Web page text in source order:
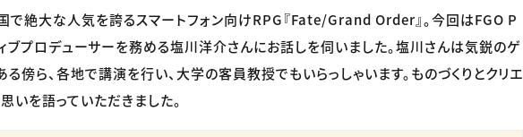
で絶大な人気を誇るスマートフォン向けRPG『Fate/Grand Order』。今回はFGO P
ブプロデューサーを務める塩川洋介さんにお話しを伺いました。塩川さんは気鋭のゲ
る傍ら、各地で講演を行い、大学の客員教授でもいらっしゃいます。ものづくりとクリエ
いを語っていただきました。